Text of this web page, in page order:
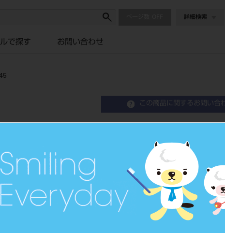
詳細検索
で探す お問い合わせ
この商品に関するお問い合
フレアーファイル
歯科用ファイル
品目コード
JAN/EANコード